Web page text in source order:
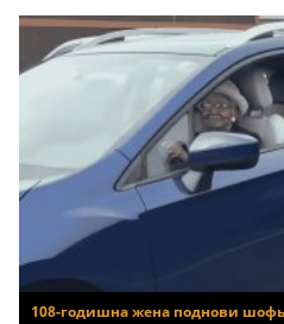
108-годишна жена поднови